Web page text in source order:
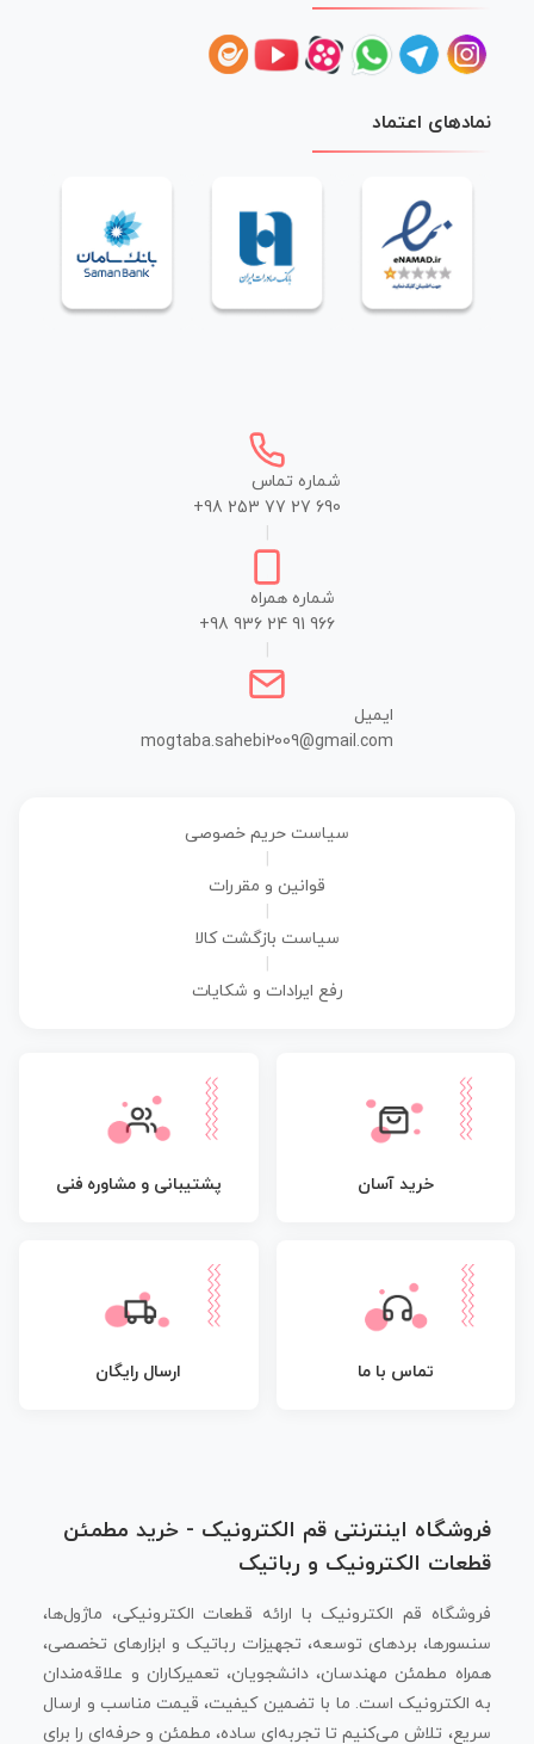
نمادهای اعتماد
شماره تماس
+98 253 77 27 690
شماره همراه
+98 936 24 91 966
ایمیل
mogtaba.sahebi2009@gmail.com
سیاست حریم خصوصی
قوانین و مقررات
سیاست بازگشت کالا
رفع ایرادات و شکایات
خرید آسان پشتیبانی و مشاوره فنی
تماس با ما ارسال رایگان
فروشگاه اینترنتی قم الکترونیک - خرید مطمئن
قطعات الکترونیک و رباتیک
فروشگاه قم الکترونیک با ارائه قطعات الکترونیکی، ماژول‌ها،
سنسورها، بردهای توسعه، تجهیزات رباتیک و ابزارهای تخصصی،
همراه مطمئن مهندسان، دانشجویان، تعمیرکاران و علاقه‌مندان
به الکترونیک است. ما با تضمین کیفیت، قیمت مناسب و ارسال
سریع، تلاش می‌کنیم تا تجربه‌ای ساده، مطمئن و حرفه‌ای را برای